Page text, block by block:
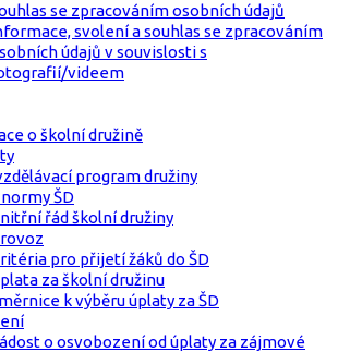
se zpracováním osobních údajů
svolení a souhlas se zpracováním
údajů v souvislosti s
videem
o školní družině
program družiny
ŠD
řád školní družiny
pro přijetí žáků do ŠD
za školní družinu
k výběru úplaty za ŠD
o osvobození od úplaty za zájmové